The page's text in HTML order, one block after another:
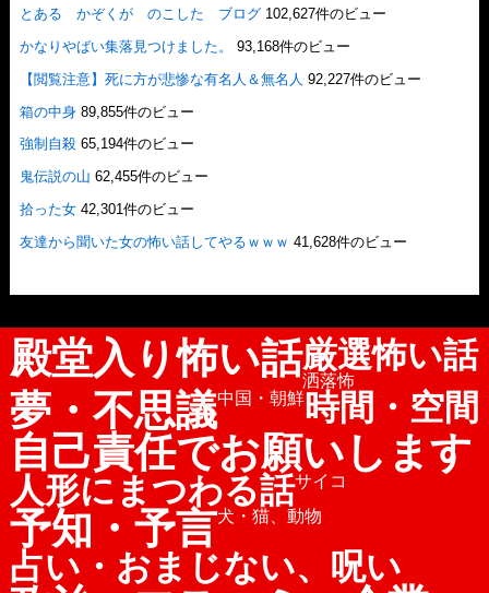
とある かぞくが のこした ブログ 102,627件のビュー
かなりやばい集落見つけました。
93,168件のビュー
【閲覧注意】死に方が悲惨な有名人＆無名人 92,227件のビュー
箱の中身 89,855件のビュー
強制自殺 65,194件のビュー
鬼伝説の山 62,455件のビュー
拾った女 42,301件のビュー
友達から聞いた女の怖い話してやるｗｗｗ 41,628件のビュー
殿堂入り怖い話厳選怖い話
洒落怖
夢・不思議中国・朝鮮時間・空間
自己責任でお願いします
人形にまつわる話サイコ
予知・予言犬・猫、動物
占い・おまじない、呪い